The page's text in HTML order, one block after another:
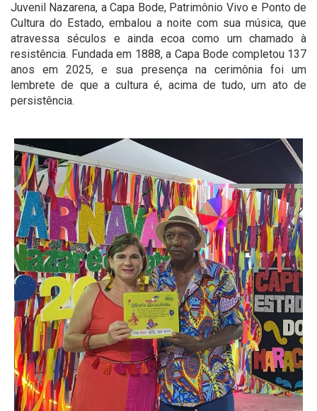
Juvenil Nazarena, a Capa Bode, Patrimônio Vivo e Ponto de
Cultura do Estado, embalou a noite com sua música, que
atravessa séculos e ainda ecoa como um chamado à
resistência. Fundada em 1888, a Capa Bode completou 137
anos em 2025, e sua presença na cerimônia foi um
lembrete de que a cultura é, acima de tudo, um ato de
persistência.